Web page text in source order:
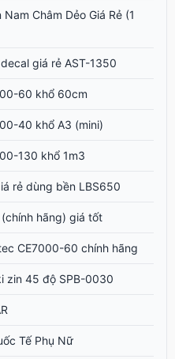
Châm Dẻo Giá Rẻ (1
giá rẻ AST-1350
60 khổ 60cm
40 khổ A3 (mini)
130 khổ 1m3
rẻ dùng bền LBS650
hãng) giá tốt
CE7000-60 chính hãng
zin 45 độ SPB-0030
Tế Phụ Nữ